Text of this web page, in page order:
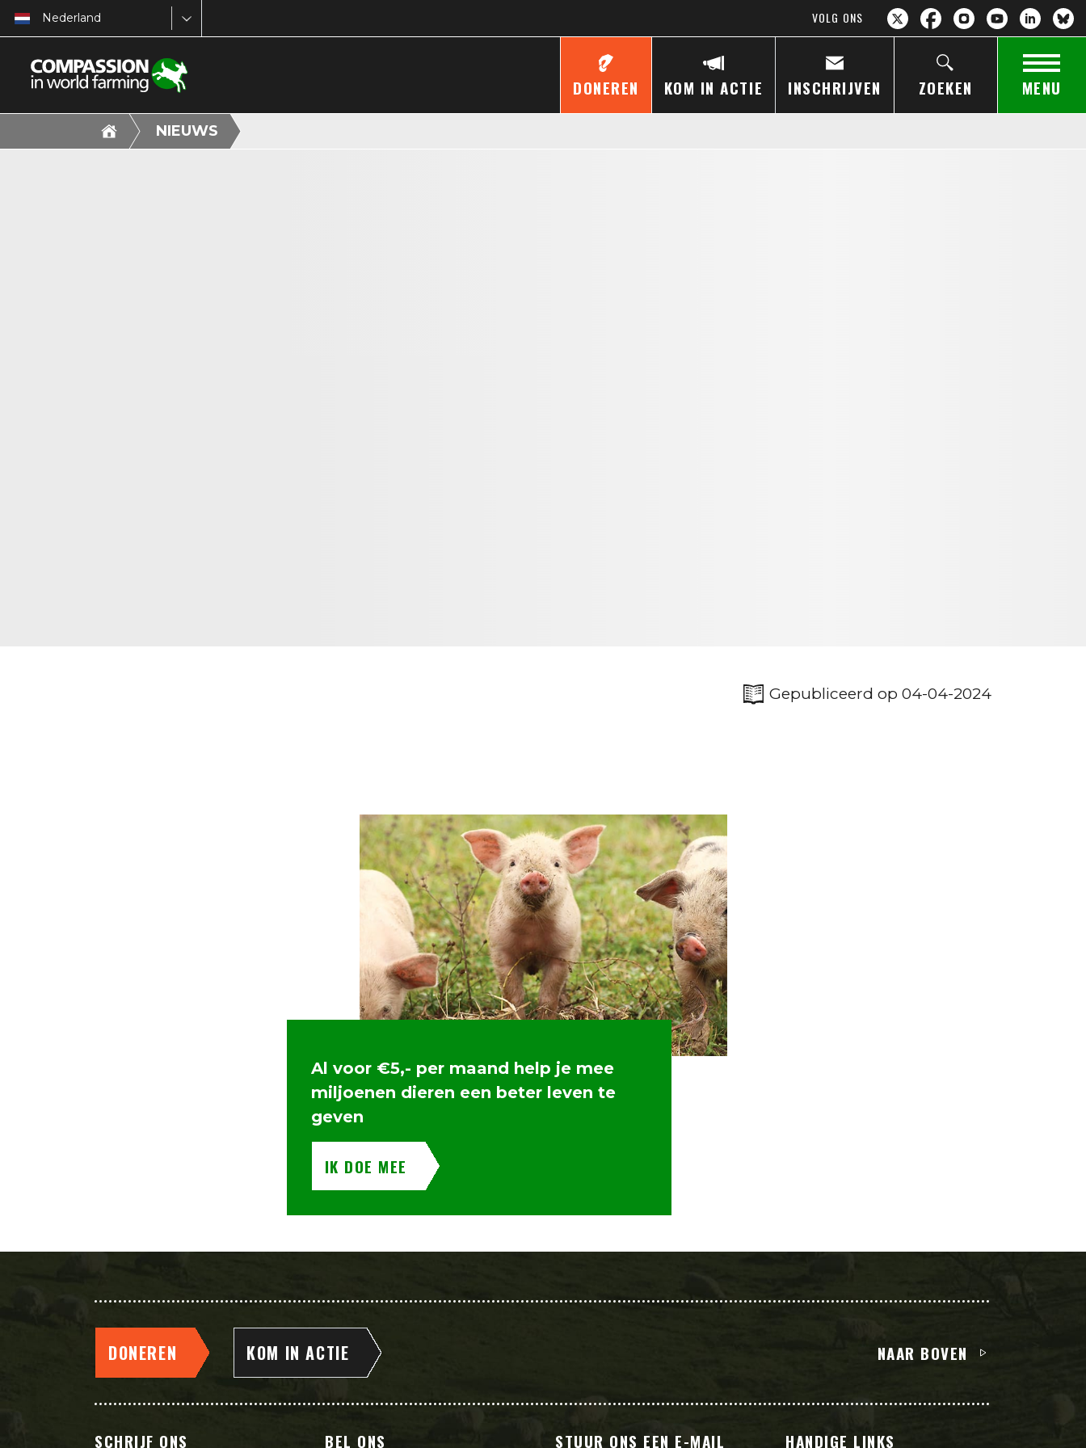
Nederland VOLG ONS
DONEREN KOM IN ACTIE INSCHRIJVEN ZOEKEN MENU
NIEUWS
Gepubliceerd op 04-04-2024
Al voor €5,- per maand help je mee
miljoenen dieren een beter leven te
geven
IK DOE MEE
DONEREN KOM IN ACTIE NAAR BOVEN
SCHRIJF ONS BEL ONS STUUR ONS EEN E-MAIL HANDIGE LINKS